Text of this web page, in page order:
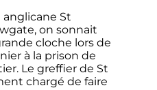
anglicane St
on sonnait
cloche lors de
à la prison de
Le greffier de St
chargé de faire